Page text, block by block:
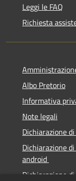
Leggi le FAQ
Richiesta
Albo Pretorio
Informativa
Note legali
Dichiarazione
Dichiarazione
android
Dichiarazione